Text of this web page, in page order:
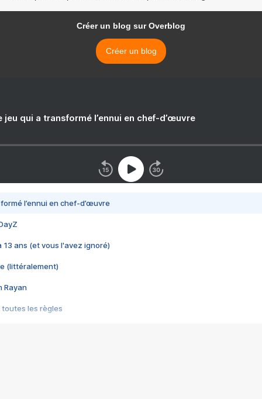
Créer un blog sur Overblog
Créer un blog
jeu qui a transformé l’ennui en chef-d’œuvre
l’ennui en chef-d’œuvre
13 ans (et vous l'avez ignoré)
(littéralement)
Rayan
toutes les règles